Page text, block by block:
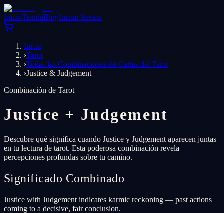
InicioTiendaBlogIniciar Sesión
Inicio
›Tarot
›Todas las Combinaciones de Cartas del Tarot
›Justice & Judgement
Combinación de Tarot
Justice + Judgement
Descubre qué significa cuando Justice y Judgement aparecen juntas
en tu lectura de tarot. Esta poderosa combinación revela
percepciones profundas sobre tu camino.
Significado Combinado
Justice with Judgement indicates karmic reckoning — past actions
coming to a decisive, fair conclusion.